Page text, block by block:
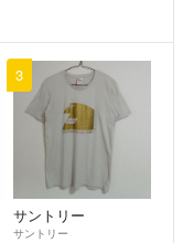
3
サントリー
サントリー